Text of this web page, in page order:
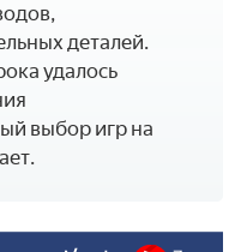
деталей.
удалось
выбор игр на